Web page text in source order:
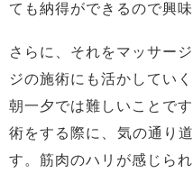
ても納得ができるので興味
さらに、それをマッサー
ジの施術にも活かしてい
朝一夕では難しいことで
術をする際に、気の通り
す。筋肉のハリが感じら